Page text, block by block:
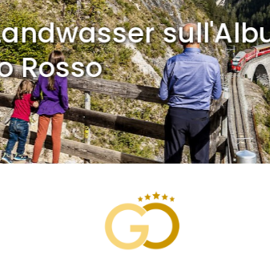
sull'Albula: